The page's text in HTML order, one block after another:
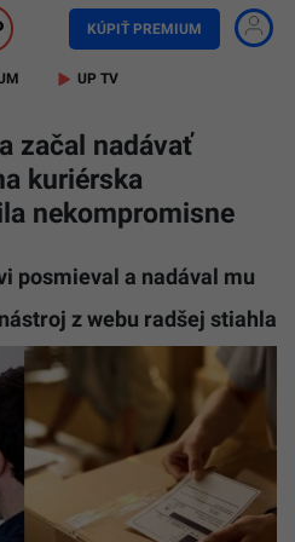
KÚPIŤ PREMIUM
UP TV
začal nadávať
kuriérska
nekompromisne
posmieval a nadával mu
z webu radšej stiahla
foto